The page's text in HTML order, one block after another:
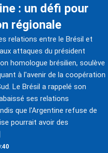
: un défi pour
régionale
relations entre le Brésil et
attaques du président
homologue brésilien, soulève
à l'avenir de la coopération
Le Brésil a rappelé son
ses relations
que l'Argentine refuse de
pourrait avoir des